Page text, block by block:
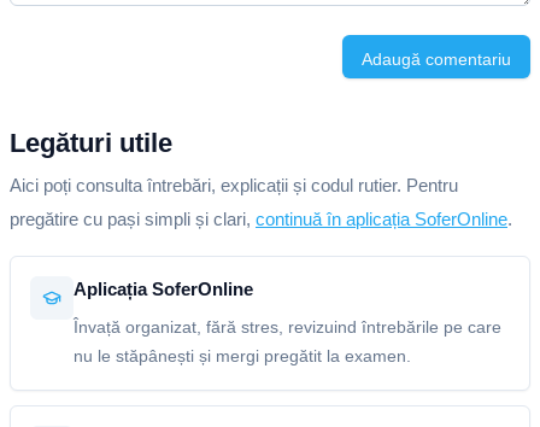
Adaugă comentariu
Legături utile
Aici poți consulta întrebări, explicații și codul rutier. Pentru
pregătire cu pași simpli și clari, continuă în aplicația SoferOnline.
Aplicația SoferOnline
Învață organizat, fără stres, revizuind întrebările pe care
nu le stăpânești și mergi pregătit la examen.